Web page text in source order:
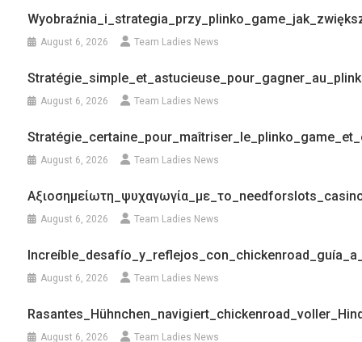
August 6, 2026 Team Ladies News
August 6, 2026 Team Ladies News
August 6, 2026 Team Ladies News
August 6, 2026 Team Ladies News
August 6, 2026 Team Ladies News
August 6, 2026 Team Ladies News